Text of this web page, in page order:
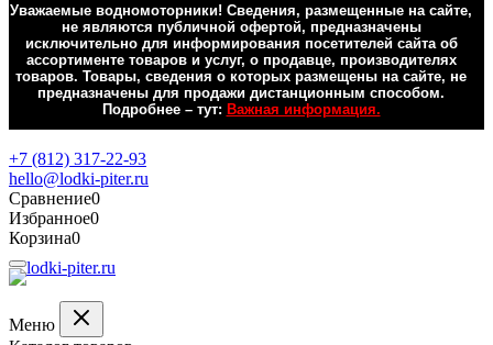
Уважаемые водномоторники! Сведения, размещенные на сайте,
не являются публичной офертой, предназначены
исключительно для информирования посетителей сайта об
ассортименте товаров и услуг, о продавце, производителях
товаров. Товары, сведения о которых размещены на сайте, не
предназначены для продажи дистанционным способом.
Подробнее – тут: Важная информация.
+7 (812) 317-22-93
hello@lodki-piter.ru
Сравнение0
Избранное0
Корзина0
Меню